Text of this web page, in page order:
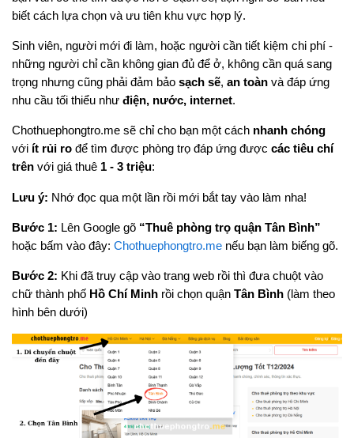
biết cách lựa chọn và ưu tiên khu vực hợp lý.
Sinh viên, người mới đi làm, hoặc người cần tiết kiệm chi phí -
những người chỉ cần không gian đủ để ở, không cần quá sang
trọng nhưng cũng phải đảm bảo sạch sẽ, an toàn và đáp ứng
nhu cầu tối thiểu như điện, nước, internet.
Chothuephongtro.me sẽ chỉ cho bạn một cách nhanh chóng
với ít rủi ro để tìm được phòng trọ đáp ứng được các tiêu chí
trên với giá thuê 1 - 3 triệu:
Lưu ý: Nhớ đọc qua một lần rồi mới bắt tay vào làm nha!
Bước 1: Lên Google gõ “Thuê phòng trọ quận Tân Bình”
hoặc bấm vào đây: Chothuephongtro.me nếu bạn làm biếng gõ.
Bước 2: Khi đã truy cập vào trang web rồi thì đưa chuột vào
chữ thành phố Hồ Chí Minh rồi chọn quận Tân Bình (làm theo
hình bên dưới)